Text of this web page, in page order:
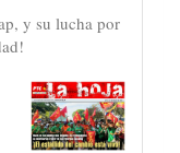
y su lucha por